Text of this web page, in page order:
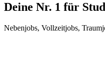
Deine Nr. 1 für
Nebenjobs, Vollzeitjobs,